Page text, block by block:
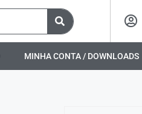
MINHA CONTA / DOWNLOADS